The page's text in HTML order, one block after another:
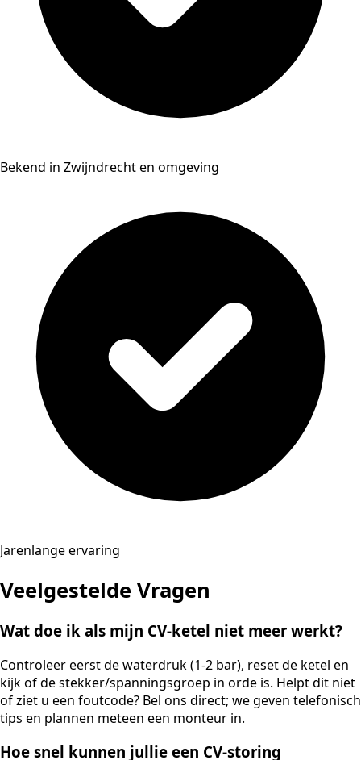
Bekend in Zwijndrecht en omgeving
Jarenlange ervaring
Veelgestelde Vragen
Wat doe ik als mijn CV-ketel niet meer werkt?
Controleer eerst de waterdruk (1-2 bar), reset de ketel en
kijk of de stekker/spanningsgroep in orde is. Helpt dit niet
of ziet u een foutcode? Bel ons direct; we geven telefonisch
tips en plannen meteen een monteur in.
Hoe snel kunnen jullie een CV-storing